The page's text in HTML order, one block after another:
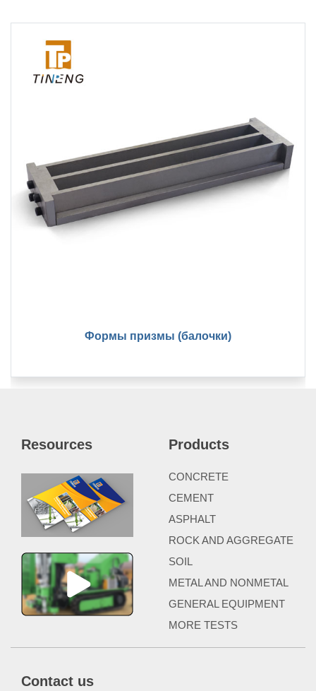
Формы призмы (балочки)
Resources Products
CONCRETE
CEMENT
ASPHALT
ROCK AND AGGREGATE
SOIL
METAL AND NONMETAL
GENERAL EQUIPMENT
MORE TESTS
Contact us